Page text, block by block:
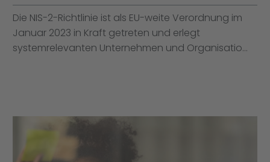
Die NIS-2-Richtlinie ist als EU-weite Verordnung im
Januar 2023 in Kraft getreten und erlegt
systemrelevanten Unternehmen und Organisatio...